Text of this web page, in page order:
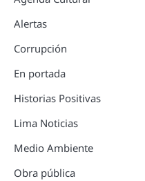
Alertas
Corrupción
En portada
Historias Positivas
Lima Noticias
Medio Ambiente
Obra pública